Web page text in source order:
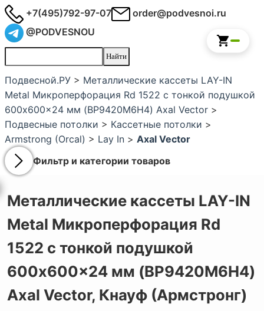
+7(495)792-97-07
order@podvesnoi.ru
@PODVESNOU
Подвесной.РУ > Металлические кассеты LAY-IN
Metal Микроперфорация Rd 1522 с тонкой подушкой
600x600x24 мм (BP9420M6H4) Axal Vector >
Подвесные потолки > Кассетные потолки >
Armstrong (Orcal) > Lay In > Axal Vector
Фильтр и категории товаров
Металлические кассеты LAY-IN
Metal Микроперфорация Rd
1522 с тонкой подушкой
600x600x24 мм (BP9420M6H4)
Axal Vector, Кнауф (Армстронг)